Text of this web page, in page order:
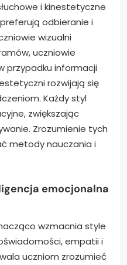
i kinestetyczne
odbieranie i
wizualni
uczniowie
przypadku informacji
rozwijają się
Każdy styl
zwiększając
Zrozumienie tych
metody nauczania i
emocjonalna
wzmacnia style
empatii i
uczniom zrozumieć